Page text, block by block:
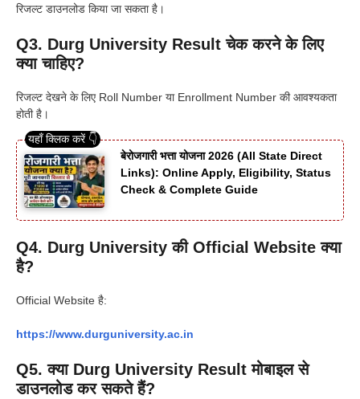
रिजल्ट डाउनलोड किया जा सकता है।
Q3. Durg University Result चेक करने के लिए
क्या चाहिए?
रिजल्ट देखने के लिए Roll Number या Enrollment Number की आवश्यकता
होती है।
बेरोजगारी भत्ता योजना 2026 (All State Direct
Links): Online Apply, Eligibility, Status
Check & Complete Guide
Q4. Durg University की Official Website क्या
है?
Official Website है:
https://www.durguniversity.ac.in
Q5. क्या Durg University Result मोबाइल से
डाउनलोड कर सकते हैं?